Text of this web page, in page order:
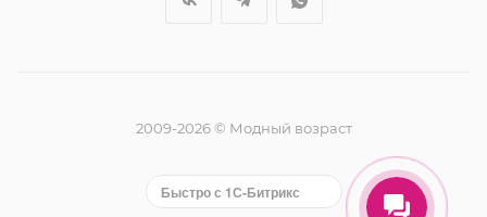
2009-2026 © Модный возраст
Быстро с 1С-Битрикс